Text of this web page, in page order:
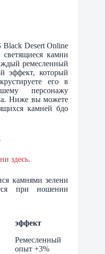
Black Desert Online
камни
ремесленный
эффект, который
его в
персонажу
Ниже вы можете
камней бдо
здесь.
камнями зелени
при ношении
эффект
Ремесленный
опыт +3%